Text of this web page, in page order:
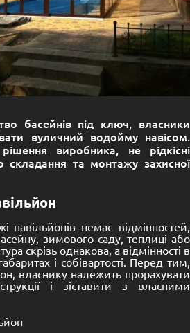
басейнів під ключ, власники
вуличний водойму навісом.
виробника, не рідкісні
складання та монтажу захисної
павільйонів немає відмінностей,
зимового саду, теплиці або
скрізь однакова, а відмінності в
і собівартості. Перед тим,
власнику належить прорахувати
і зіставити з власними